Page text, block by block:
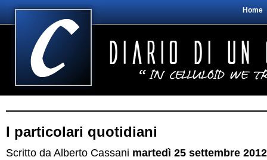
Home
I particolari quotidiani
Scritto da Alberto Cassani martedì 25 settembre 2012